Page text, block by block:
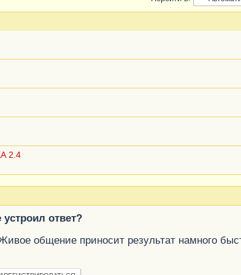
2.4
устроил ответ?
общение приносит результат намного